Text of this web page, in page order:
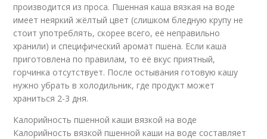
производится из проса. Пшенная каша вязкая на воде
имеет неяркий жёлтый цвет (слишком бледную крупу не
стоит употреблять, скорее всего, её неправильно
хранили) и специфический аромат пшена. Если каша
приготовлена по правилам, то её вкус приятный,
горчинка отсутствует. После остывания готовую кашу
нужно убрать в холодильник, где продукт может
храниться 2-3 дня.
Калорийность пшенной каши вязкой на воде
Калорийность вязкой пшенной каши на воде составляет